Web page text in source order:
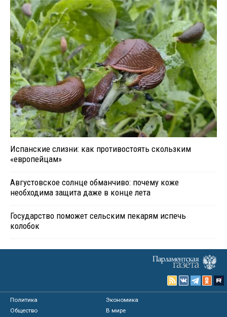
Испанские слизни: как противостоять скользким
«европейцам»
Августовское солнце обманчиво: почему коже
необходима защита даже в конце лета
Государство поможет сельским пекарям испечь
колобок
Политика
Экономика
Общество
В мире